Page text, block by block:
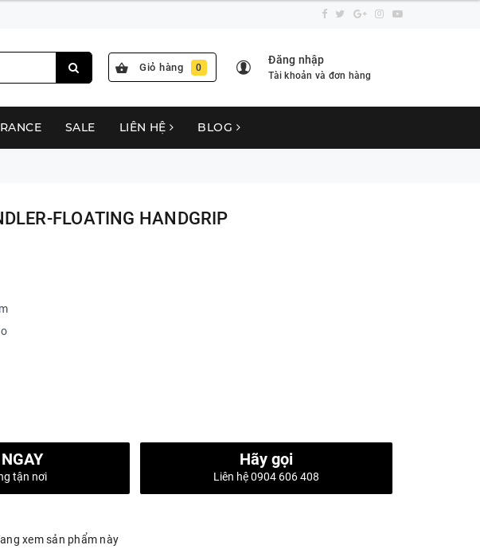
Giỏ hàng 0
Đăng nhập
Tài khoản và đơn hàng
SALE LIÊN HỆ BLOG
FLOATING HANDGRIP
tận nơi
Hãy gọi
Liên hệ 0904 606 408
xem sản phẩm này